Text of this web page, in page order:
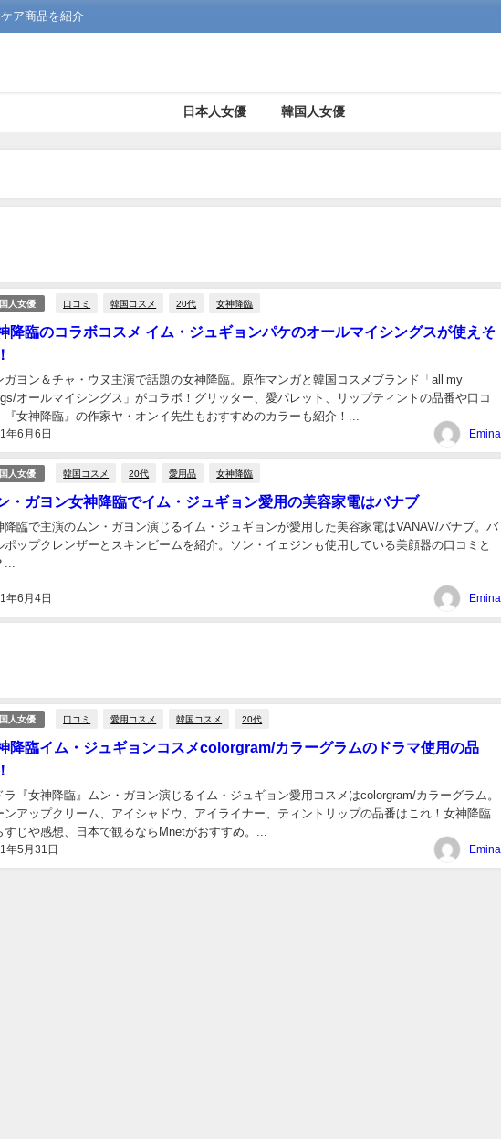
ア商品を紹介
日本人女優 韓国人女優
人女優 口コミ 韓国コスメ 20代 女神降臨
降臨のコラボコスメ イム・ジュギョンパケのオールマイシングスが使えそ
年6月6日
ガヨン＆チャ・ウヌ主演で話題の女神降臨。原作マンガと韓国コスメブランド「all my
オールマイシングス」がコラボ！グリッター、愛パレット、リップティントの品番や口コ
『女神降臨』の作家ヤ・オンイ先生もおすすめのカラーも紹介！...
Emina
人女優 韓国コスメ 20代 愛用品 女神降臨
・ガヨン女神降臨でイム・ジュギョン愛用の美容家電はバナブ
年6月4日
降臨で主演のムン・ガヨン演じるイム・ジュギョンが愛用した美容家電はVANAV/バナブ。バ
ポップクレンザーとスキンビームを紹介。ソン・イェジンも使用している美顔器の口コミと
Emina
人女優 口コミ 愛用コスメ 韓国コスメ 20代
降臨イム・ジュギョンコスメcolorgram/カラーグラムのドラマ使用の品
年5月31日
ラ『女神降臨』ムン・ガヨン演じるイム・ジュギョン愛用コスメはcolorgram/カラーグラム。
ンアップクリーム、アイシャドウ、アイライナー、ティントリップの品番はこれ！女神降臨
すじや感想、日本で観るならMnetがおすすめ。...
Emina